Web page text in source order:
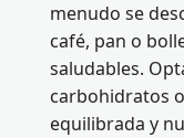
menudo se
café, pan o
saludables.
carbohidratos
equilibrada y